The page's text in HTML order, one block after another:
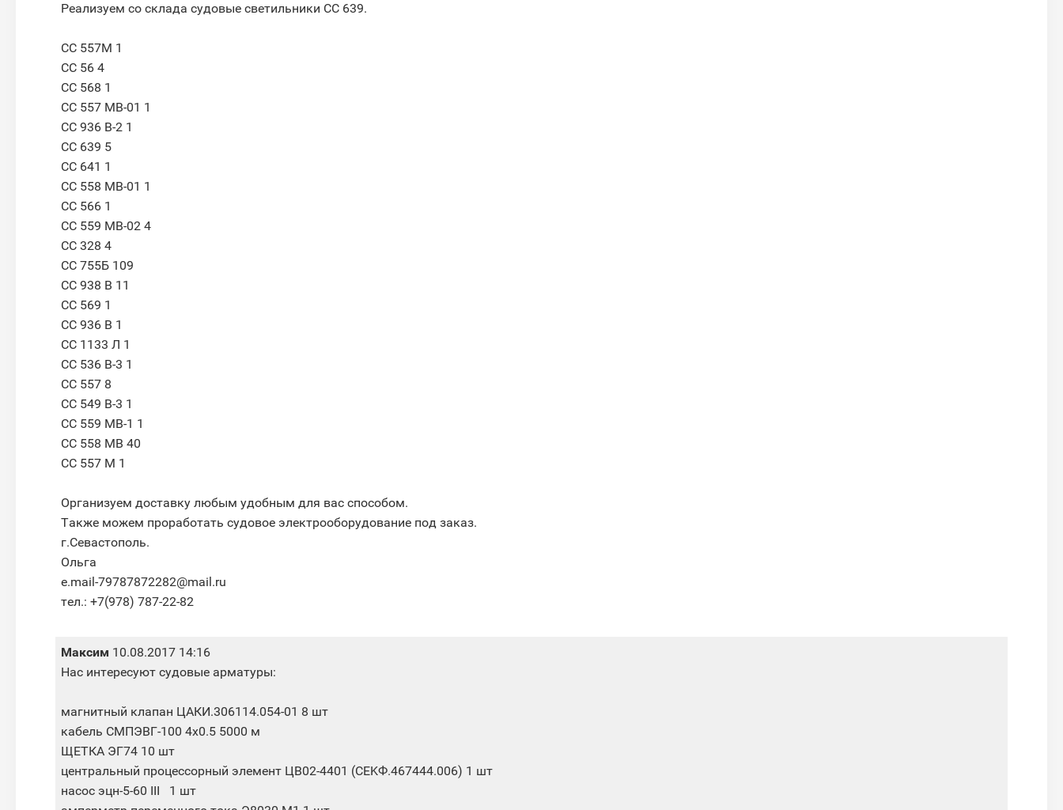
Реализуем со склада судовые светильники СС 639.
СС 557М 1
СС 56 4
СС 568 1
СС 557 МВ-01 1
СС 936 В-2 1
СС 639 5
СС 641 1
СС 558 МВ-01 1
СС 566 1
СС 559 МВ-02 4
СС 328 4
CC 755Б 109
СС 938 В 11
СС 569 1
СС 936 В 1
СС 1133 Л 1
СС 536 В-3 1
СС 557 8
СС 549 В-3 1
СС 559 МВ-1 1
СС 558 МВ 40
СС 557 М 1
Организуем доставку любым удобным для вас способом.
Также можем проработать судовое электрооборудование под заказ.
г.Севастополь.
Ольга
e.mail-79787872282@mail.ru
тел.: +7(978) 787-22-82
Максим 10.08.2017 14:16
Нас интересуют судовые арматуры:
магнитный клапан ЦАКИ.306114.054-01 8 шт
кабель СМПЭВГ-100 4x0.5 5000 м
ЩЕТКА ЭГ74 10 шт
центральный процессорный элемент ЦВ02-4401 (CEKФ.467444.006) 1 шт
насос эцн-5-60 III 1 шт